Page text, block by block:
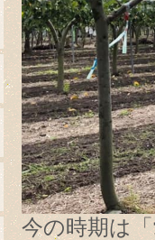
今の時期は